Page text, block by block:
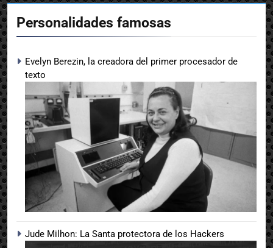
Personalidades famosas
Evelyn Berezin, la creadora del primer procesador de
texto
Jude Milhon: La Santa protectora de los Hackers